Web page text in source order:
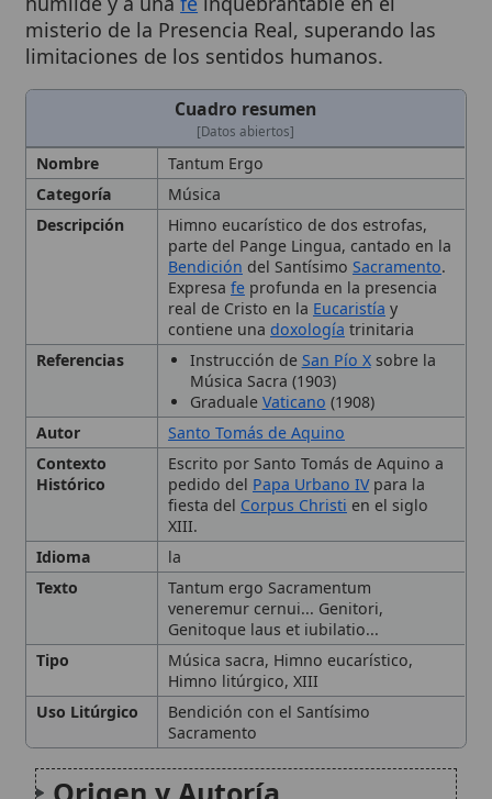
Cuadro resumen
[Datos abiertos]
Música
Himno eucarístico de dos estrofas,
parte del Pange Lingua, cantado en la
Bendicióndel SantísimoSacramento.
Expresafe
real de Cristo en laEucaristíay
contiene unadoxologíatrinitaria
Instrucción deSan Pío Xsobre la
Música Sacra (1903)
GradualeVaticano (1908)
Santo Tomás de Aquino
Contexto
Escrito por Santo Tomás de Aquino a
pedido delPapa Urbano IVpara la
fiesta delCorpus Christi en el siglo
XIII.
Idioma
Texto Tantum ergo Sacramentum
veneremur cernui... Genitori,
Genitoque laus et iubilatio...
Música sacra, Himno eucarístico,
Himno litúrgico, XIII
Uso Litúrgico
Bendición con el Santísimo
Sacramento
Origen y Autoría
Significado Teológico
Uso Litúrgico
🙏 Bienvenido a Wikitólica
Esta enciclopedia es un recurso privado de referencia sin
imprimatur. No sustituye al Catecismo, a la Sagrada